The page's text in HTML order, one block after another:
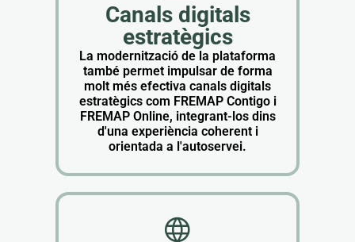
Canals digitals
estratègics
La modernització de la plataforma
també permet impulsar de forma
molt més efectiva canals digitals
estratègics com FREMAP Contigo i
FREMAP Online, integrant-los dins
d'una experiència coherent i
orientada a l'autoservei.